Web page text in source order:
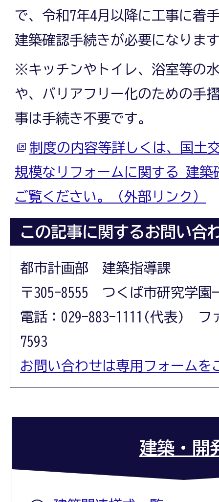
で、令和7年4月以降に工事に着
建築確認手続きが必要になりま
※キッチンやトイレ、浴室等の
や、バリアフリー化のための手
事は手続き不要です。
制度の内容等詳しくは、国土
規模なリフォームに関する 建築
ご覧ください。（外部リンク）
この記事に関するお問い合
都市計画部 建築指導課
〒305-8555 つくば市研究学園
電話：029-883-1111(代表) フ
7593
お問い合わせは専用フォームを
建築・開